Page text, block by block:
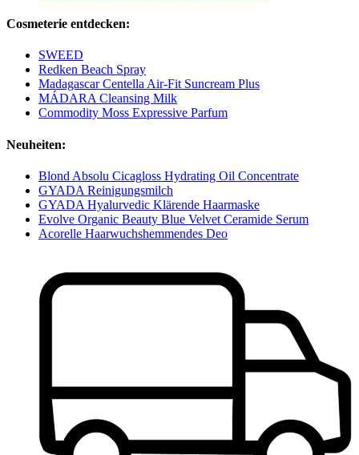
Cosmeterie entdecken:
SWEED
Redken Beach Spray
Madagascar Centella Air-Fit Suncream Plus
MÁDARA Cleansing Milk
Commodity Moss Expressive Parfum
Neuheiten:
Blond Absolu Cicagloss Hydrating Oil Concentrate
GYADA Reinigungsmilch
GYADA Hyalurvedic Klärende Haarmaske
Evolve Organic Beauty Blue Velvet Ceramide Serum
Acorelle Haarwuchshemmendes Deo